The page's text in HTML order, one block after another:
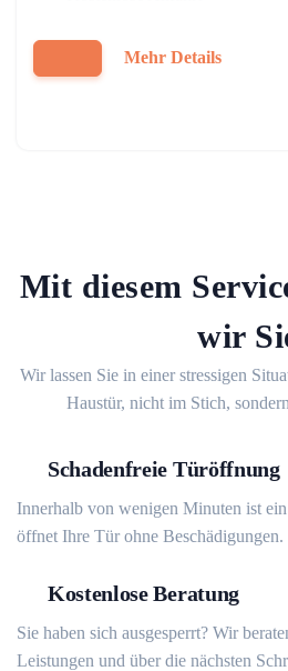
Mehr Details
Mit diesem
wir
Wir lassen Sie in einer stressigen
Haustür, nicht im Stich,
Schadenfreie Türöffnung
Innerhalb von wenigen Minuten ist
öffnet Ihre Tür ohne Beschädigungen.
Kostenlose Beratung
Sie haben sich ausgesperrt? Wir
Leistungen und über die nächsten